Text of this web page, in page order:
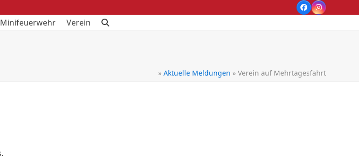
FacebookInstagram
Minifeuerwehr Verein
» Aktuelle Meldungen » Verein auf Mehrtagesfahrt